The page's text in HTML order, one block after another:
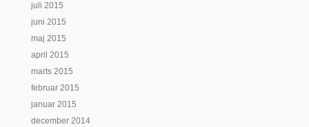
juli 2015
juni 2015
maj 2015
april 2015
marts 2015
februar 2015
januar 2015
december 2014